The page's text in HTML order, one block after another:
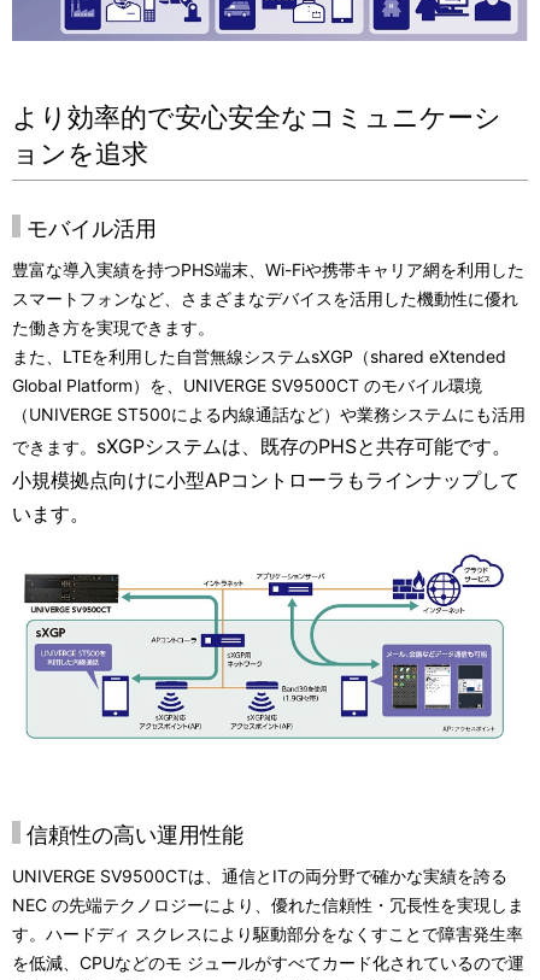
。
より効率的で安心安全なコミュニケーシ
ョンを追求
モバイル活用
豊富な導入実績を持つPHS端末、Wi-Fiや携帯キャリア網を利用した
スマートフォンなど、さまざまなデバイスを活用した機動性に優れ
た働き方を実現できます。
また、LTEを利用した自営無線システムsXGP（shared eXtended
Global Platform）を、UNIVERGE SV9500CT のモバイル環境
（UNIVERGE ST500による内線通話など）や業務システムにも活用
できます。 sXGPシステムは、 既存のPHSと共存可能です。
小規模拠点向けに小型APコントローラもラインナップして
います。
信頼性の高い運用性能
UNIVERGE SV9500CTは、通信とITの両分野で確かな実績を誇る
NEC の先端テクノロジーにより、優れた信頼性・冗長性を実現しま
す。ハードディ スクレスにより駆動部分をなくすことで障害発生率
を低減、CPUなどのモ ジュールがすべてカード化されているので運